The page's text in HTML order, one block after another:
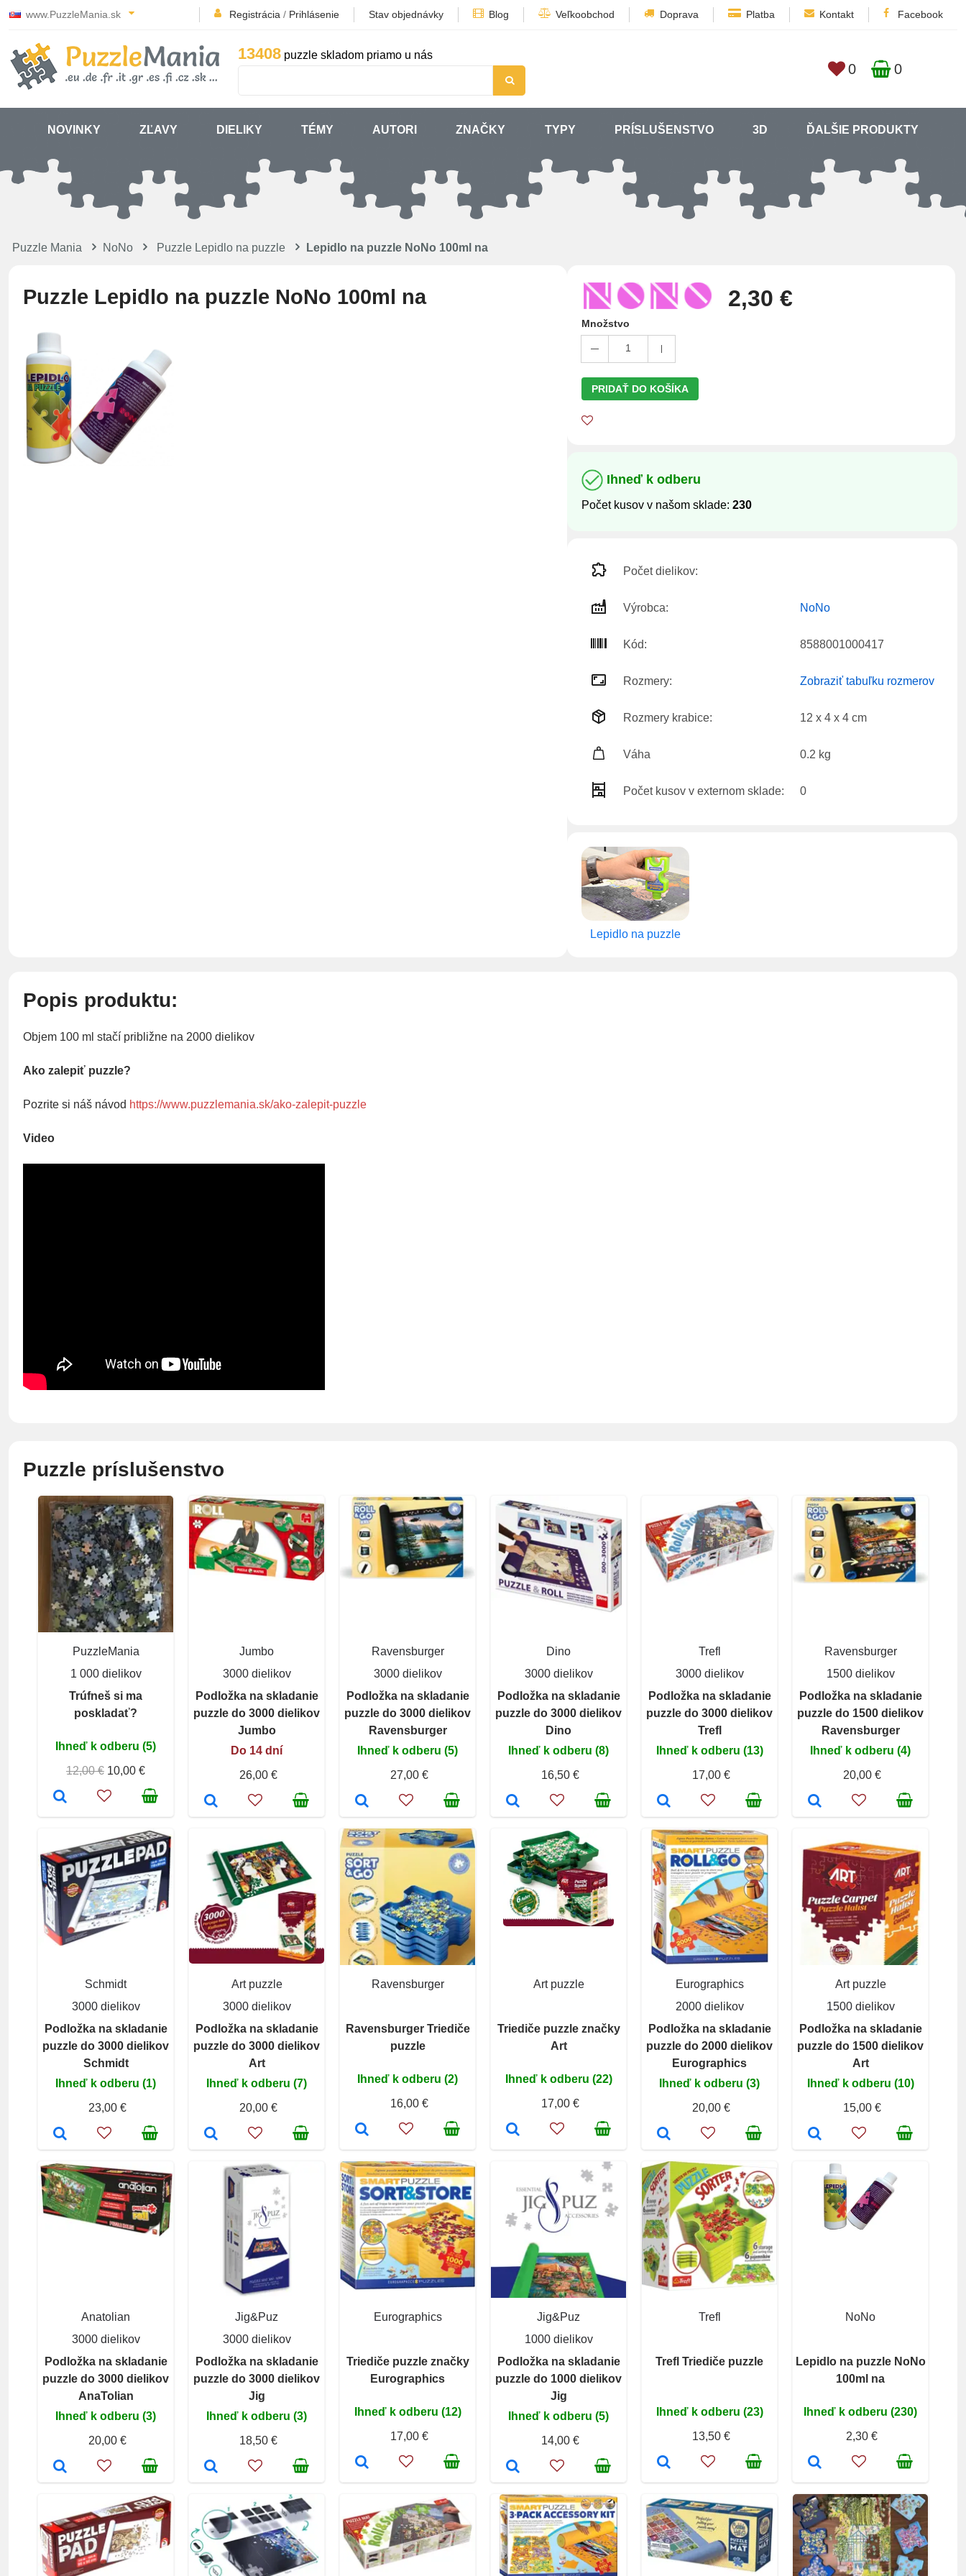
www.PuzzleMania.sk Registrácia / Prihlásenie Stav objednávky Blog Veľkoobchod Doprava Platba Kontakt Facebook
13408 puzzle skladom priamo u nás
0 0
NOVINKY ZĽAVY DIELIKY TÉMY AUTORI ZNAČKY TYPY PRÍSLUŠENSTVO 3D ĎALŠIE PRODUKTY
Puzzle Mania NoNo Puzzle Lepidlo na puzzle Lepidlo na puzzle NoNo 100ml na
Puzzle Lepidlo na puzzle NoNo 100ml na 2,30 €
Množstvo
1
PRIDAŤ DO KOŠÍKA
Ihneď k odberu
Počet kusov v našom sklade: 230
Počet dielikov:
Výrobca: NoNo
Kód: 8588001000417
Rozmery: Zobraziť tabuľku rozmerov
Rozmery krabice: 12 x 4 x 4 cm
Váha 0.2 kg
Počet kusov v externom sklade: 0
Lepidlo na puzzle
Popis produktu:
Objem 100 ml stačí približne na 2000 dielikov
Ako zalepiť puzzle?
Pozrite si náš návod https://www.puzzlemania.sk/ako-zalepit-puzzle
Video
Puzzle príslušenstvo
PuzzleMania
1 000 dielikov
Trúfneš si ma
poskladať?
Ihneď k odberu (5)
12,00 € 10,00 €
Jumbo
3000 dielikov
Podložka na skladanie
puzzle do 3000 dielikov
Jumbo
Do 14 dní
26,00 €
Ravensburger
3000 dielikov
Podložka na skladanie
puzzle do 3000 dielikov
Ravensburger
Ihneď k odberu (5)
27,00 €
Dino
3000 dielikov
Podložka na skladanie
puzzle do 3000 dielikov
Dino
Ihneď k odberu (8)
16,50 €
Trefl
3000 dielikov
Podložka na skladanie
puzzle do 3000 dielikov
Trefl
Ihneď k odberu (13)
17,00 €
Ravensburger
1500 dielikov
Podložka na skladanie
puzzle do 1500 dielikov
Ravensburger
Ihneď k odberu (4)
20,00 €
Schmidt
3000 dielikov
Podložka na skladanie
puzzle do 3000 dielikov
Schmidt
Ihneď k odberu (1)
23,00 €
Art puzzle
3000 dielikov
Podložka na skladanie
puzzle do 3000 dielikov
Art
Ihneď k odberu (7)
20,00 €
Ravensburger
Ravensburger Triediče
puzzle
Ihneď k odberu (2)
16,00 €
Art puzzle
Triediče puzzle značky
Art
Ihneď k odberu (22)
17,00 €
Eurographics
2000 dielikov
Podložka na skladanie
puzzle do 2000 dielikov
Eurographics
Ihneď k odberu (3)
20,00 €
Art puzzle
1500 dielikov
Podložka na skladanie
puzzle do 1500 dielikov
Art
Ihneď k odberu (10)
15,00 €
Anatolian
3000 dielikov
Podložka na skladanie
puzzle do 3000 dielikov
AnaTolian
Ihneď k odberu (3)
20,00 €
Jig&Puz
3000 dielikov
Podložka na skladanie
puzzle do 3000 dielikov
Jig
Ihneď k odberu (3)
18,50 €
Eurographics
Triediče puzzle značky
Eurographics
Ihneď k odberu (12)
17,00 €
Jig&Puz
1000 dielikov
Podložka na skladanie
puzzle do 1000 dielikov
Jig
Ihneď k odberu (5)
14,00 €
Trefl
Trefl Triediče puzzle
Ihneď k odberu (23)
13,50 €
NoNo
Lepidlo na puzzle NoNo
100ml na
Ihneď k odberu (230)
2,30 €